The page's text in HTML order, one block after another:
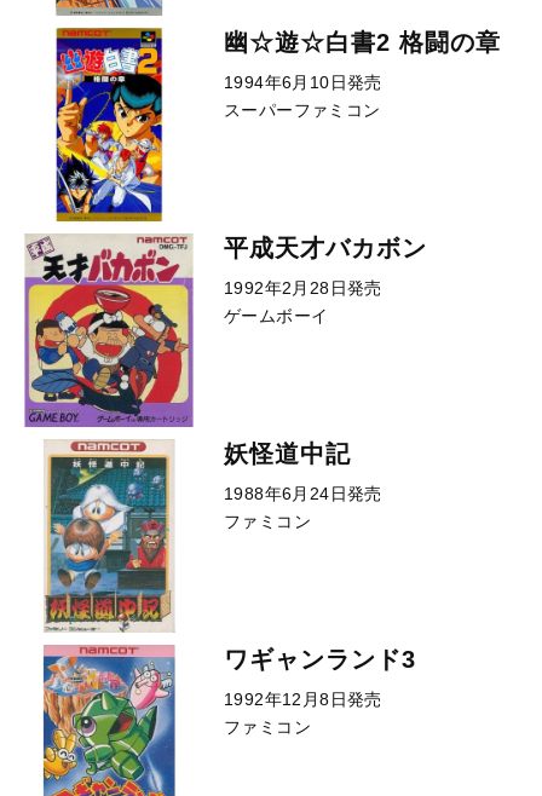
幽☆遊☆白書2 格闘の章
1994年6月10日発売
スーパーファミコン
平成天才バカボン
1992年2月28日発売
ゲームボーイ
妖怪道中記
1988年6月24日発売
ファミコン
ワギャンランド3
1992年12月8日発売
ファミコン